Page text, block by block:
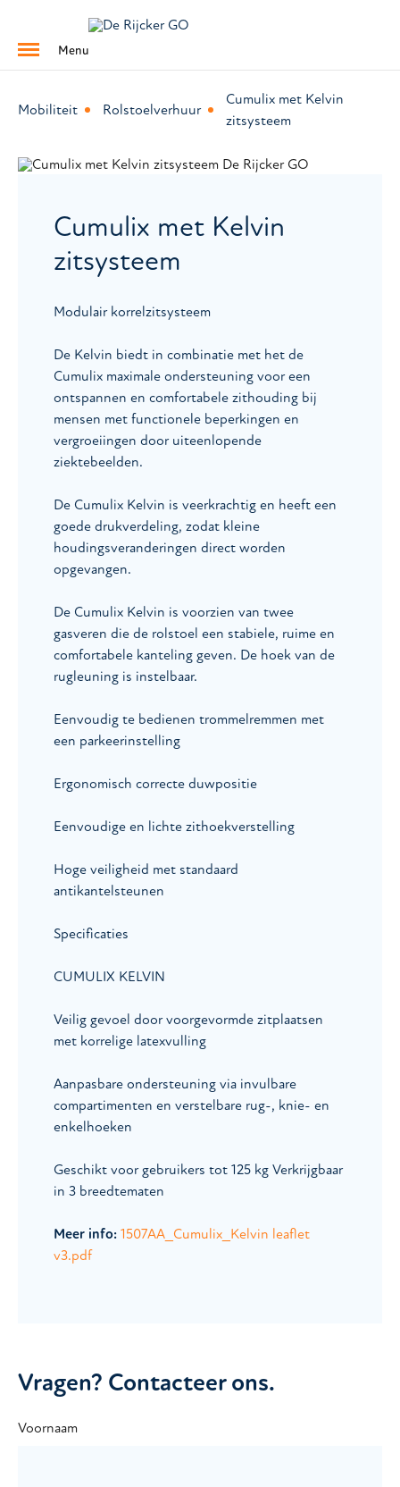
Menu
Mobiliteit Rolstoelverhuur
Cumulix met Kelvin
zitsysteem
Cumulix met Kelvin
zitsysteem
Modulair korrelzitsysteem
De Kelvin biedt in combinatie met het de
Cumulix maximale ondersteuning voor een
ontspannen en comfortabele zithouding bij
mensen met functionele beperkingen en
vergroeiingen door uiteenlopende
ziektebeelden.
De Cumulix Kelvin is veerkrachtig en heeft een
goede drukverdeling, zodat kleine
houdingsveranderingen direct worden
opgevangen.
De Cumulix Kelvin is voorzien van twee
gasveren die de rolstoel een stabiele, ruime en
comfortabele kanteling geven. De hoek van de
rugleuning is instelbaar.
Eenvoudig te bedienen trommelremmen met
een parkeerinstelling
Ergonomisch correcte duwpositie
Eenvoudige en lichte zithoekverstelling
Hoge veiligheid met standaard
antikantelsteunen
Specificaties
CUMULIX KELVIN
Veilig gevoel door voorgevormde zitplaatsen
met korrelige latexvulling
Aanpasbare ondersteuning via invulbare
compartimenten en verstelbare rug-, knie- en
enkelhoeken
Geschikt voor gebruikers tot 125 kg Verkrijgbaar
in 3 breedtematen
Meer info: 1507AA_Cumulix_Kelvin leaflet
v3.pdf
Vragen? Contacteer ons.
Voornaam